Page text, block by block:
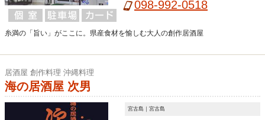
098-992-0518
糸満の「旨い」がここに。県産食材を愉しむ大人の創作居酒屋
居酒屋 創作料理 沖縄料理
海の居酒屋 次男
宮古島｜宮古島